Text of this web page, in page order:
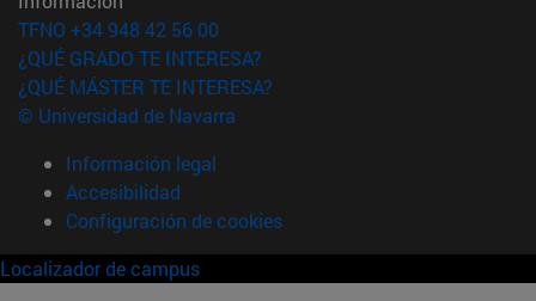
TFNO +34 948 42 56 00
¿QUÉ GRADO TE INTERESA?
¿QUÉ MÁSTER TE INTERESA?
© Universidad de Navarra
Información legal
Accesibilidad
Configuración de cookies
Localizador de campus